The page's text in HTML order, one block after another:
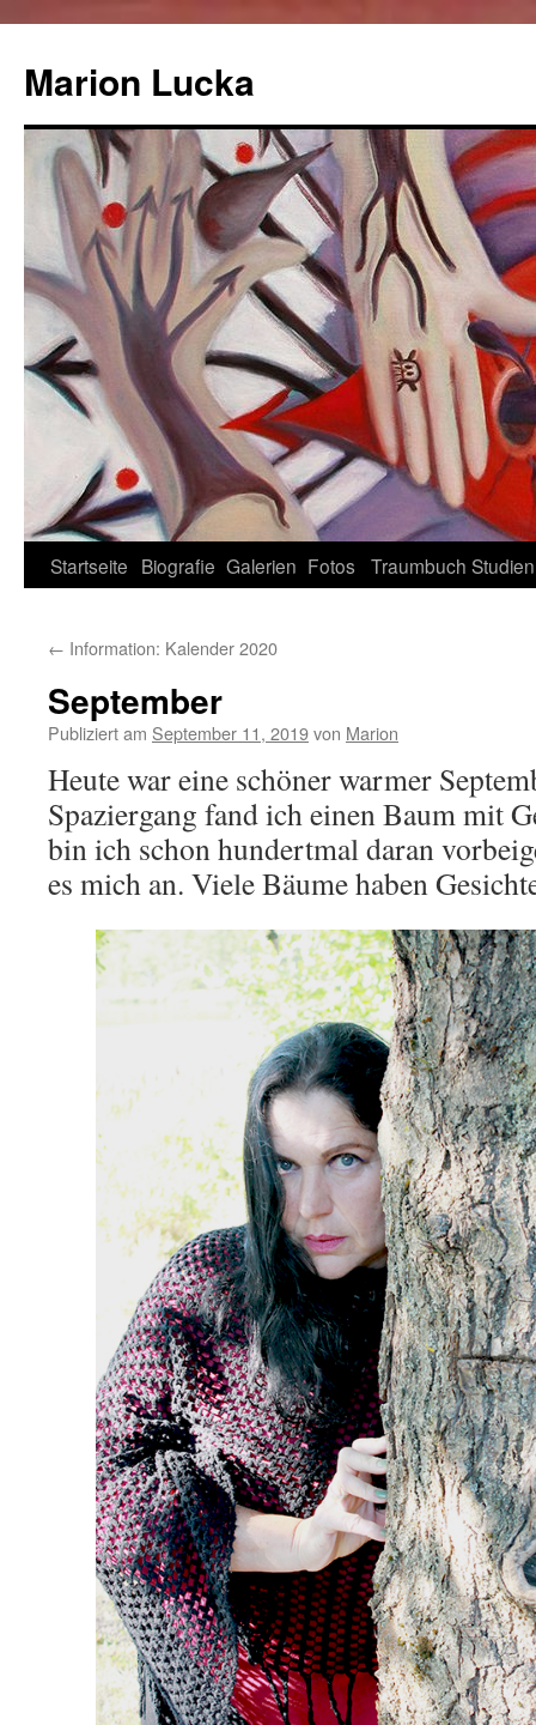
Marion Lucka
Zum
springen
Startseite Biografie Galerien Fotos Traumbuch Studien
← Information: Kalender 2020
September
Publiziert am September 11, 2019von Marion
Heute war eine schöner warmer
Spaziergang fand ich einen Baum mit
bin ich schon hundertmal daran
es mich an. Viele Bäume haben